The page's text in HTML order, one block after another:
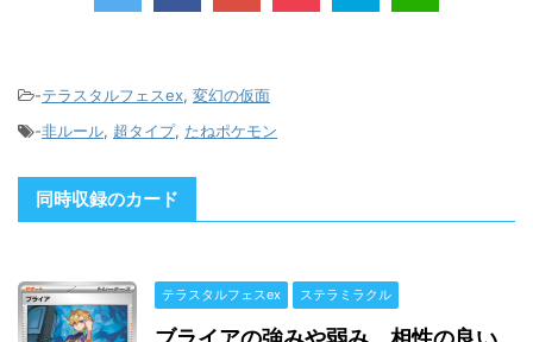
-テラスタルフェスex, 変幻の仮面
-非ルール, 超タイプ, たねポケモン
同時収録のカード
テラスタルフェスex ステラミラクル